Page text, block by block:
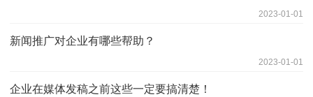
2023-01-01
新闻推广对企业有哪些帮助？
2023-01-01
企业在媒体发稿之前这些一定要搞清楚！